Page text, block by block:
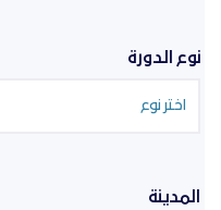
نوع الدورة
المدينة